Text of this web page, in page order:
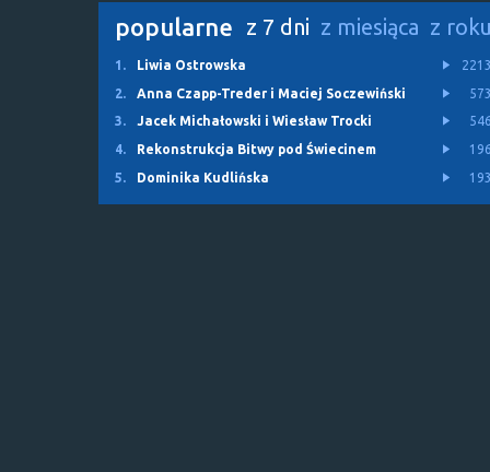
popularne z 7 dni z miesiąca z
1. Liwia Ostrowska
2.
Anna Czapp-Treder i Maciej Soczewiński
3.
Jacek Michałowski i Wiesław Trocki
4.
Rekonstrukcja Bitwy pod Świecinem
5.
Dominika Kudlińska